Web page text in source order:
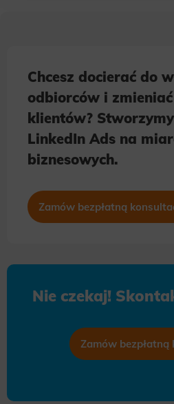
Chcesz docierać do
odbiorców i
klientów?
LinkedIn Ads na
biznesowych.
Zamów bezpłatną
Nie czekaj!
Zamów bezpłatną